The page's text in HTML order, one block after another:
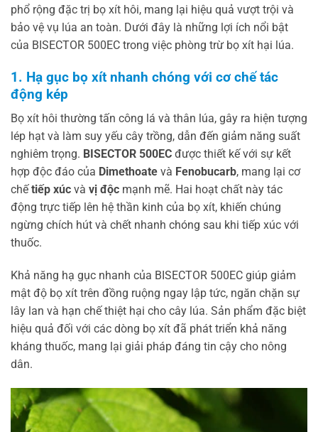
phổ rộng đặc trị bọ xít hôi, mang lại hiệu quả vượt trội và
bảo vệ vụ lúa an toàn. Dưới đây là những lợi ích nổi bật
của BISECTOR 500EC trong việc phòng trừ bọ xít hại lúa.
1. Hạ gục bọ xít nhanh chóng với cơ chế tác
động kép
Bọ xít hôi thường tấn công lá và thân lúa, gây ra hiện tượng
lép hạt và làm suy yếu cây trồng, dẫn đến giảm năng suất
nghiêm trọng. BISECTOR 500EC được thiết kế với sự kết
hợp độc đáo của Dimethoate và Fenobucarb, mang lại cơ
chếtiếp xúc và vị độc mạnh mẽ. Hai hoạt chất này tác
động trực tiếp lên hệ thần kinh của bọ xít, khiến chúng
ngừng chích hút và chết nhanh chóng sau khi tiếp xúc với
thuốc.
Khả năng hạ gục nhanh của BISECTOR 500EC giúp giảm
mật độ bọ xít trên đồng ruộng ngay lập tức, ngăn chặn sự
lây lan và hạn chế thiệt hại cho cây lúa. Sản phẩm đặc biệt
hiệu quả đối với các dòng bọ xít đã phát triển khả năng
kháng thuốc, mang lại giải pháp đáng tin cậy cho nông
dân.